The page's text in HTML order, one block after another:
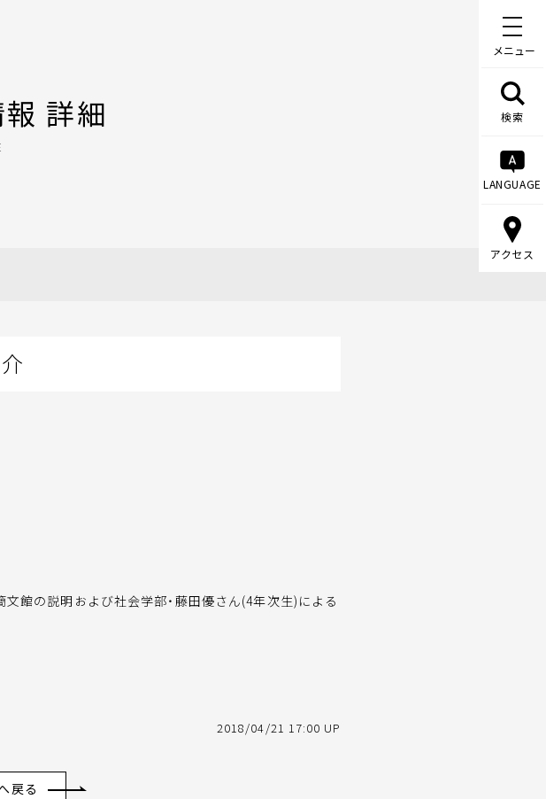
メニュー
検索
LANGUAGE
アクセス
詳細
館の説明および社会学部・藤田優さん(4年次生)による
2018/04/21 17:00 UP
戻る